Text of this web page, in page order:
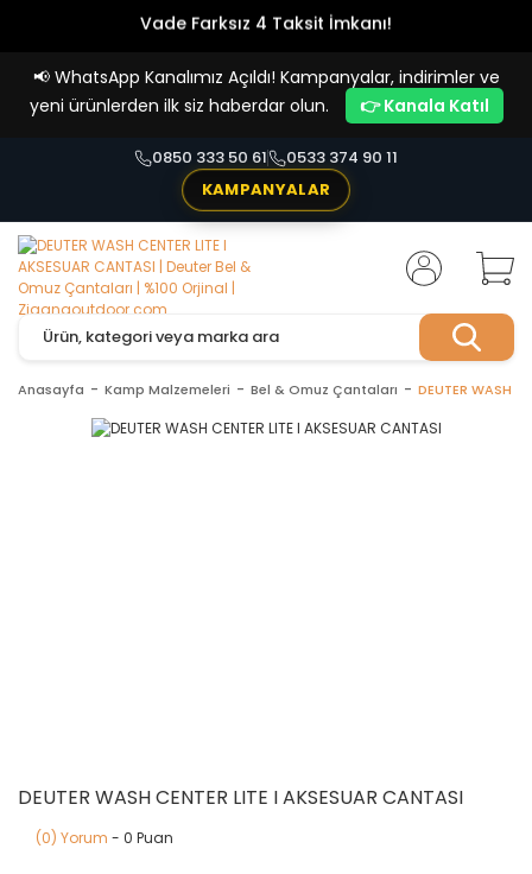
Vade Farksız 4 Taksit İmkanı!
📢 WhatsApp Kanalımız Açıldı! Kampanyalar, indirimler ve
yeni ürünlerden ilk siz haberdar olun.
👉 Kanala Katıl
0850 333 50 61
0533 374 90 11
KAMPANYALAR
Anasayfa Kamp Malzemeleri Bel & Omuz Çantaları DEUTER WASH
DEUTER WASH CENTER LITE I AKSESUAR CANTASI
(0) Yorum - 0 Puan